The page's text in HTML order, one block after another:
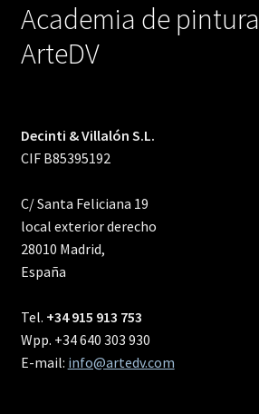
Academia de pintura
ArteDV
Decinti & Villalón S.L.
CIF B85395192
C/ Santa Feliciana 19
local exterior derecho
28010 Madrid,
España
Tel. +34 915 913 753
Wpp. +34 640 303 930
E-mail: info@artedv.com